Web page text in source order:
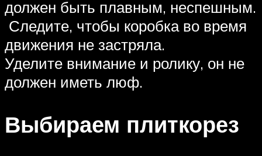
должен быть плавным, неспешным.
Следите, чтобы коробка во время
движения не застряла.
Уделите внимание и ролику, он не
должен иметь люф.
Выбираем плиткорез